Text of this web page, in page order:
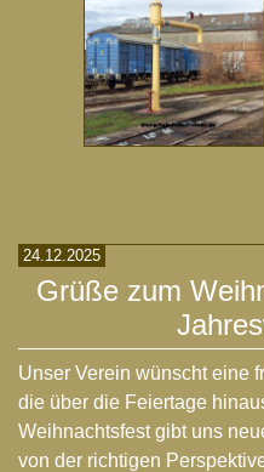
24.12.2025
Grüße zum
Unser Verein wünscht eine
die über die Feiertage
Weihnachtsfest gibt uns
von der richtigen